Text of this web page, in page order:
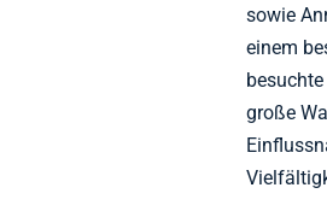
sowie
einem
große